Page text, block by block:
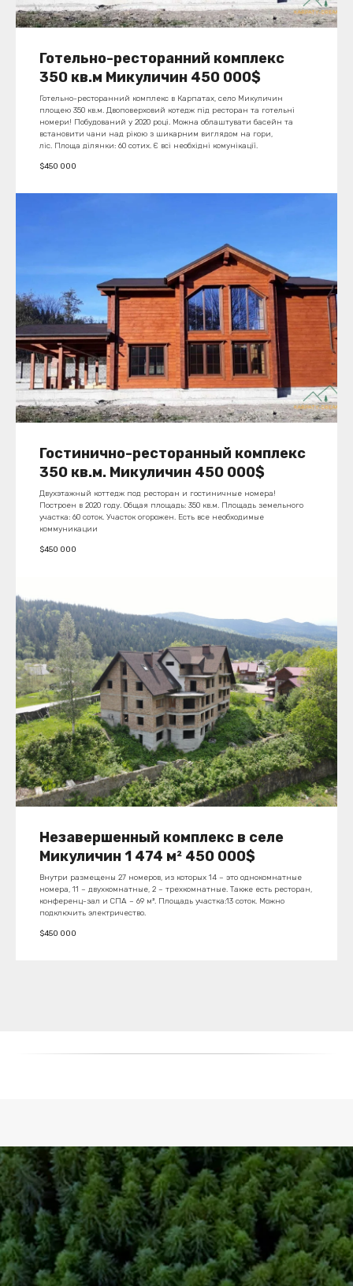
Готельно-ресторанний комплекс
350 кв.м Микуличин 450 000$
Готельно-ресторанний комплекс в Карпатах, село Микуличин
площею 350 кв.м. Двоповерховий котедж під ресторан та готельні
номери! Побудований у 2020 році. Можна облаштувати басейн та
встановити чани над рікою з шикарним виглядом на гори,
ліс. Площа ділянки: 60 сотих. Є всі необхідні комунікації.
$450 000
Гостинично-ресторанный комплекс
350 кв.м. Микуличин 450 000$
Двухэтажный коттедж под ресторан и гостиничные номера!
Построен в 2020 году. Общая площадь: 350 кв.м. Площадь земельного
участка: 60 ​​соток. Участок огорожен. Есть все необходимые
коммуникации
$450 000
Незавершенный комплекс в селе
Микуличин 1 474 м² 450 000$
Внутри размещены 27 номеров, из которых 14 – это однокомнатные
номера, 11 – двухкомнатные, 2 – трехкомнатные. Также есть ресторан,
конференц-зал и СПА – 69 м². Площадь участка:13 соток. Можно
подключить электричество.
$450 000